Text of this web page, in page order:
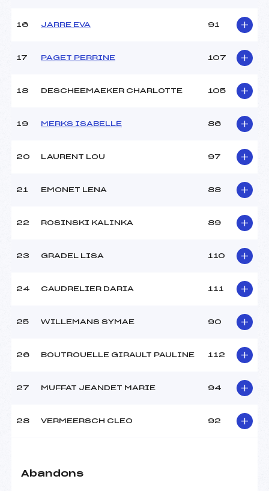
-02
U16
16 JARRE EVA 91
17 PAGET PERRINE 107
18 DESCHEEMAEKER CHARLOTTE 105
19 MERKS ISABELLE 86
20 LAURENT LOU 97
21 EMONET LENA 88
22 ROSINSKI KALINKA 89
23 GRADEL LISA 110
24 CAUDRELIER DARIA 111
25 WILLEMANS SYMAE 90
26 BOUTROUELLE GIRAULT PAULINE 112
27 MUFFAT JEANDET MARIE 94
28 VERMEERSCH CLEO 92
Abandons